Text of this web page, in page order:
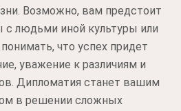
Возможно, вам предстоит
с людьми иной культуры или
что успех придет
уважение к различиям и
Дипломатия станет вашим
в решении сложных